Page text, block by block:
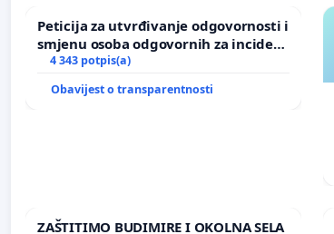
Peticija za utvrđivanje odgovornosti i
smjenu osoba odgovornih za incident
u Zoološkom vrtu Grada Zagreba
4 343 potpis(a)
Obavijest o transparentnosti
ZAŠTITIMO BUDIMIRE I OKOLNA SELA